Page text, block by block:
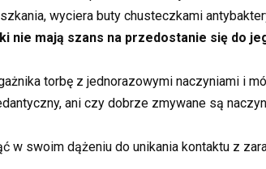
wyciera buty chusteczkami
nie mają szans na przedostanie się do
torbę z jednorazowymi naczyniami i
ani czy dobrze zmywane są
swoim dążeniu do unikania kontaktu z